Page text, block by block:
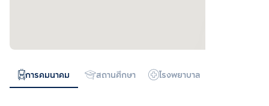
การคมนาคม สถานศึกษา โรงพยาบาล